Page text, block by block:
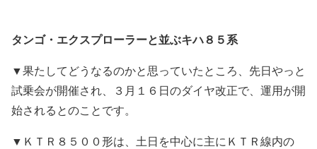
タンゴ・エクスプローラーと並ぶキハ８５系
▼果たしてどうなるのかと思っていたところ、先日やっと
試乗会が開催され、３月１６日のダイヤ改正で、運用が開
始されるとのことです。
▼ＫＴＲ８５００形は、土日を中心に主にＫＴＲ線内の